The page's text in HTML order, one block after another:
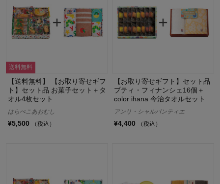
送料無料
【送料無料】 【お取り寄せギフ
ト】セット品 お菓子セット＋タ
オル4枚セット
はらぺこあおむし
¥5,500 （税込）
【お取り寄せギフト】セット品
プティ・フィナンシェ16個＋
color ihana 今治タオルセット
アンリ・シャルパンティエ
¥4,400 （税込）